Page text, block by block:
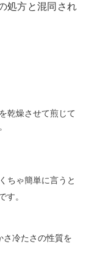
処方と混同され
乾燥させて煎じて
ちゃ簡単に言うと
す。
さ冷たさの性質を